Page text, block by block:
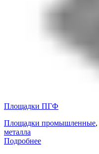
Площадки ПГФ
Площадки промышленные,
металла
Подробнее